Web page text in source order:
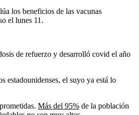
los beneficios de las vacunas
el lunes 11.
de refuerzo y desarrolló covid el año
estadounidenses, el suyo ya está lo
Más del 95% de la población